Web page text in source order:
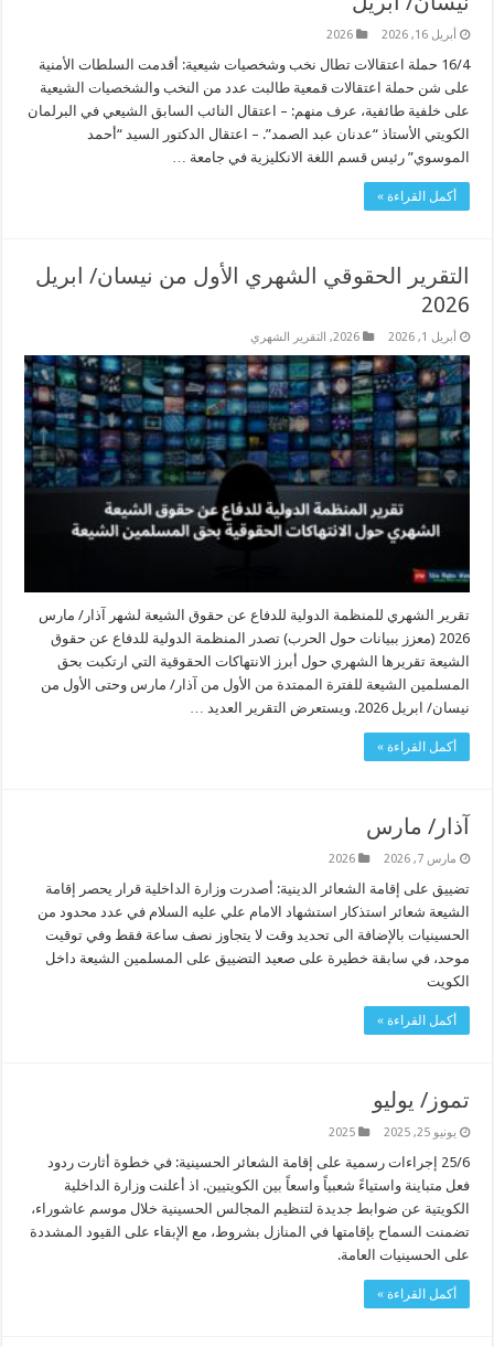
أبريل 16, 2026 2026
16/4 حملة اعتقالات تطال نخب وشخصيات شيعية: أقدمت السلطات الأمنية
على شن حملة اعتقالات قمعية طالبت عدد من النخب والشخصيات الشيعية
على خلفية طائفية، عرف منهم: – اعتقال النائب السابق الشيعي في البرلمان
الكويتي الأستاذ “عدنان عبد الصمد”. – اعتقال الدكتور السيد “أحمد
الموسوي” رئيس قسم اللغة الانكليزية في جامعة …
أكمل القراءة »
التقرير الحقوقي الشهري الأول من نيسان/ ابريل
2026
أبريل 1, 2026 2026
, التقرير الشهري
تقرير الشهري للمنظمة الدولية للدفاع عن حقوق الشيعة لشهر آذار/ مارس
2026 (معزز ببيانات حول الحرب) تصدر المنظمة الدولية للدفاع عن حقوق
الشيعة تقريرها الشهري حول أبرز الانتهاكات الحقوقية التي ارتكبت بحق
المسلمين الشيعة للفترة الممتدة من الأول من آذار/ مارس وحتى الأول من
نيسان/ ابريل 2026. ويستعرض التقرير العديد …
أكمل القراءة »
آذار/ مارس
مارس 7, 2026 2026
تضييق على إقامة الشعائر الدينية: أصدرت وزارة الداخلية قرار يحصر إقامة
الشيعة شعائر استذكار استشهاد الامام علي عليه السلام في عدد محدود من
الحسينيات بالإضافة الى تحديد وقت لا يتجاوز نصف ساعة فقط وفي توقيت
موحد، في سابقة خطيرة على صعيد التضييق على المسلمين الشيعة داخل
الكويت
أكمل القراءة »
تموز/ يوليو
يونيو 25, 2025 2025
25/6 إجراءات رسمية على إقامة الشعائر الحسينية: في خطوة أثارت ردود
فعل متباينة واستياءً شعبياً واسعاً بين الكويتيين. اذ أعلنت وزارة الداخلية
الكويتية عن ضوابط جديدة لتنظيم المجالس الحسينية خلال موسم عاشوراء،
تضمنت السماح بإقامتها في المنازل بشروط، مع الإبقاء على القيود المشددة
على الحسينيات العامة.
أكمل القراءة »